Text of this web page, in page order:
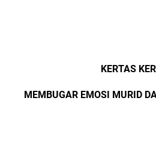
KERTAS
MEMBUGAR EMOSI MURID